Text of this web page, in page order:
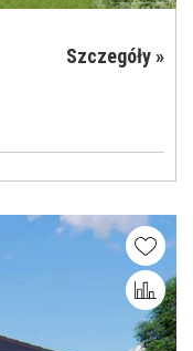
Szczegóły »